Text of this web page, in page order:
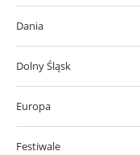
Dania
Dolny Śląsk
Europa
Festiwale